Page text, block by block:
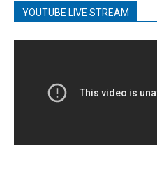
YOUTUBE LIVE STREAM